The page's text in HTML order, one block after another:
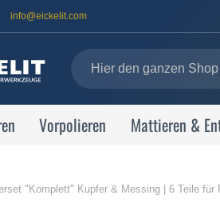
info@eickelit.com
Vorpolieren Mattieren &
"Komplett" Kupfer & Messing | 6 Teile für